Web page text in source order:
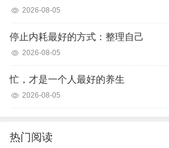
2026-08-05
停止内耗最好的方式：整理自己
2026-08-05
忙，才是一个人最好的养生
2026-08-05
热门阅读